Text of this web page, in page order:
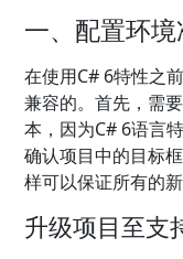
一、配置环
在使用C# 6特性之
兼容的。首先，需
本，因为C# 6语言
确认项目中的目标
样可以保证所有的
升级项目至支